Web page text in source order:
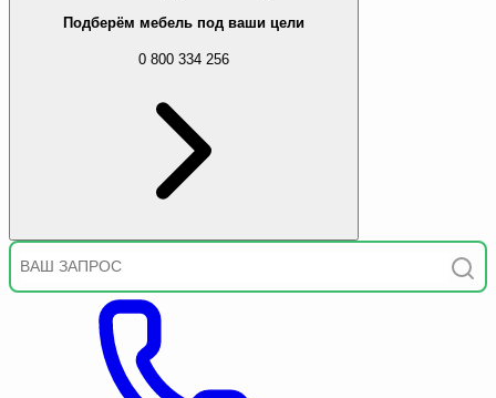
Подберём мебель под ваши цели
0 800 334 256